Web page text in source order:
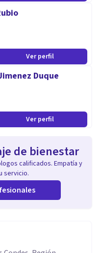
Ver perfil
Duque
Ver perfil
de bienestar
calificados. Empatía y
servicio.